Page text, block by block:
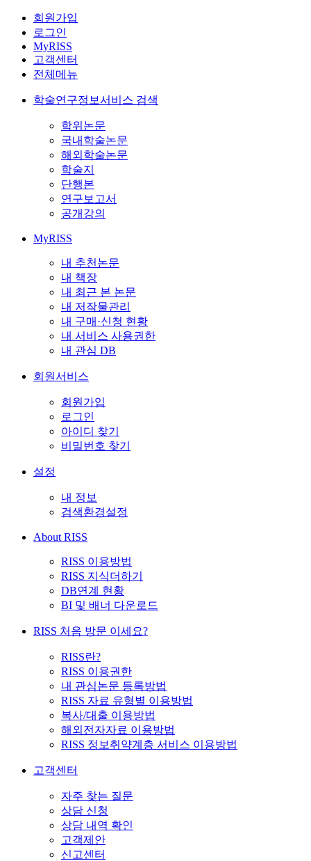
회원가입
로그인
MyRISS
고객센터
전체메뉴
학술연구정보서비스 검색
학위논문
국내학술논문
해외학술논문
학술지
단행본
연구보고서
공개강의
MyRISS
내 추천논문
내 책장
내 최근 본 논문
내 저작물관리
내 구매·신청 현황
내 서비스 사용권한
내 관심 DB
회원서비스
회원가입
로그인
아이디 찾기
비밀번호 찾기
설정
내 정보
검색환경설정
About RISS
RISS 이용방법
RISS 지식더하기
DB연계 현황
BI 및 배너 다운로드
RISS 처음 방문 이세요?
RISS란?
RISS 이용권한
내 관심논문 등록방법
RISS 자료 유형별 이용방법
복사/대출 이용방법
해외전자자료 이용방법
RISS 정보취약계층 서비스 이용방법
고객센터
자주 찾는 질문
상담 신청
상담 내역 확인
고객제안
신고센터